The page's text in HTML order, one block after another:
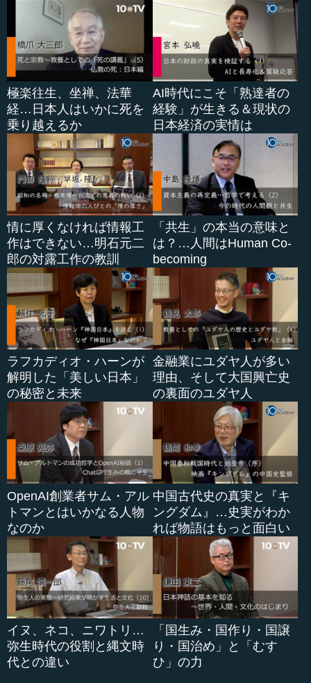
極楽往生、坐禅、法華
経…日本人はいかに死を
乗り越えるか
AI時代にこそ「熟達者の
経験」が生きる＆現状の
日本経済の実情は
情に厚くなければ情報工
作はできない…明石元二
郎の対露工作の教訓
「共生」の本当の意味と
は？…人間はHuman Co-
becoming
ラフカディオ・ハーンが
解明した「美しい日本」
の秘密と未来
金融業にユダヤ人が多い
理由、そして大国興亡史
の裏面のユダヤ人
OpenAI創業者サム・アル
トマンとはいかなる人物
なのか
中国古代史の真実と『キ
ングダム』…史実がわか
れば物語はもっと面白い
イヌ、ネコ、ニワトリ…
弥生時代の役割と縄文時
代との違い
「国生み・国作り・国譲
り・国治め」と「むす
ひ」の力